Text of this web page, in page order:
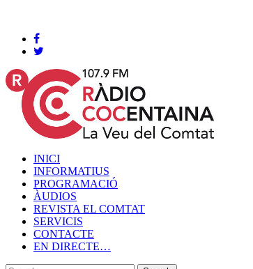
INICI
INFORMATIUS
PROGRAMACIÓ
ÀUDIOS
REVISTA EL COMTAT
SERVICIS
CONTACTE
EN DIRECTE…